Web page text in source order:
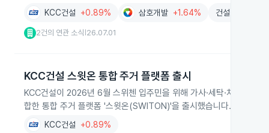
KCC건설 +0.89% 삼호개발 +1.64% 건설
2건의 연관 소식 26.07.01
KCC건설 스윗온 통합 주거 플랫폼 출시
KCC건설이 2026년 6월 스위첸 입주민을 위해 가사·세탁·차량관리
합한 통합 주거 플랫폼 '스윗온(SWITON)'을 출시했습니다.
KCC건설 +0.89%